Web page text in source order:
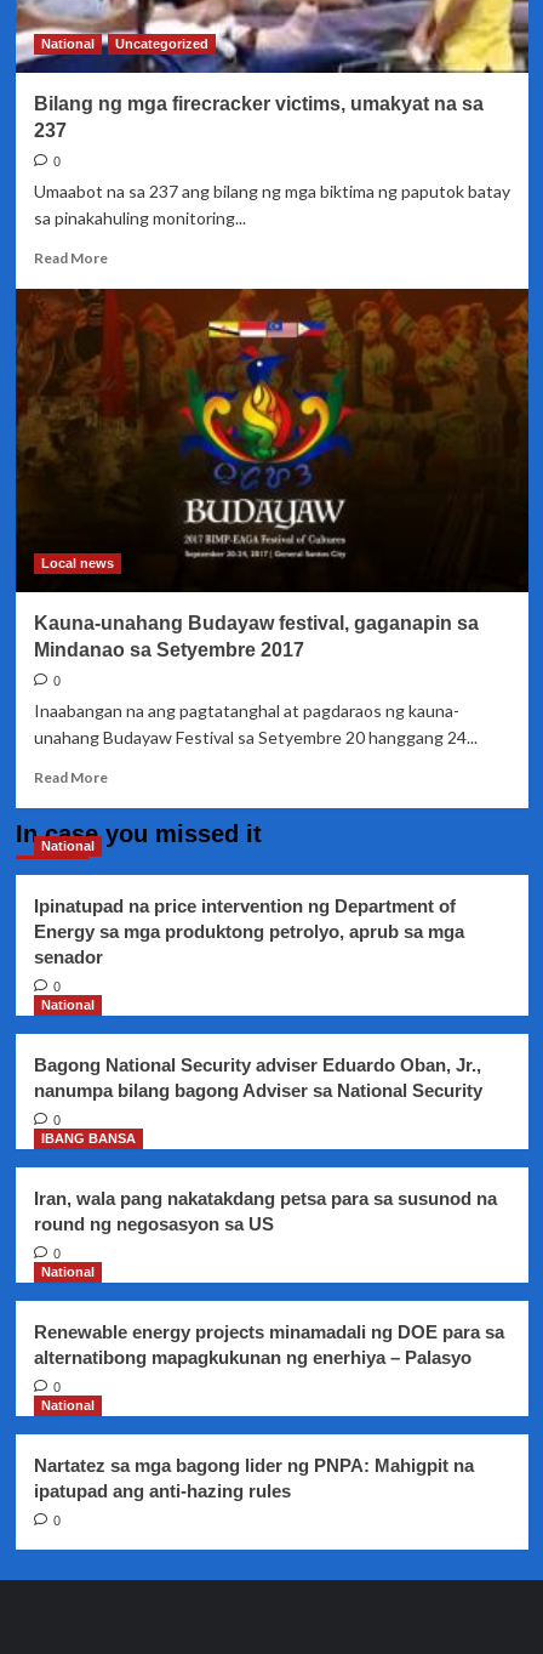
nanalasa
sa
bansa
National Uncategorized
Bilang ng mga firecracker victims, umakyat na sa
237
0
Umaabot na sa 237 ang bilang ng mga biktima ng paputok batay
sa pinakahuling monitoring...
Read MoreRead
Bilang
mga
firecracker
victims,
umakyat
na
sa
Local news
Kauna-unahang Budayaw festival, gaganapin sa
Mindanao sa Setyembre 2017
0
Inaabangan na ang pagtatanghal at pagdaraos ng kauna-
unahang Budayaw Festival sa Setyembre 20 hanggang 24...
Read MoreRead
Kauna-
festival,
gaganapin
In case you missed it
National
Ipinatupad na price intervention ng Department of
Energy sa mga produktong petrolyo, aprub sa mga
senador
0
National
Bagong National Security adviser Eduardo Oban, Jr.,
nanumpa bilang bagong Adviser sa National Security
0
IBANG BANSA
Iran, wala pang nakatakdang petsa para sa susunod na
round ng negosasyon sa US
0
National
Renewable energy projects minamadali ng DOE para sa
alternatibong mapagkukunan ng enerhiya – Palasyo
0
National
Nartatez sa mga bagong lider ng PNPA: Mahigpit na
ipatupad ang anti-hazing rules
0